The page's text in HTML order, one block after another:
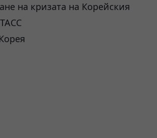
на кризата на Корейския